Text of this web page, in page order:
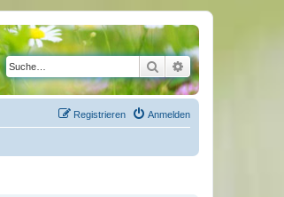
SucheErweiterte Suche
Anmelden
Registrieren